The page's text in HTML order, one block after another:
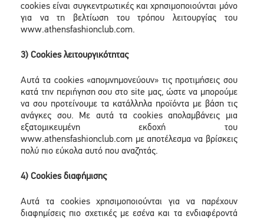
cookies είναι συγκεντρωτικές και χρησιμοποιούνται μόνο
για να τη βελτίωση του τρόπου λειτουργίας του
www.athensfashionclub.com.
3) Cookies λειτουργικότητας
Αυτά τα cookies «απομνημονεύουν» τις προτιμήσεις σου
κατά την περιήγηση σου στο site μας, ώστε να μπορούμε
να σου προτείνουμε τα κατάλληλα προϊόντα με βάση τις
ανάγκες σου. Με αυτά τα cookies απολαμβάνεις μια
εξατομικευμένη εκδοχή του
www.athensfashionclub.com με αποτέλεσμα να βρίσκεις
πολύ πιο εύκολα αυτό που αναζητάς.
4) Cookies διαφήμισης
Αυτά τα cookies χρησιμοποιούνται για να παρέχουν
διαφημίσεις πιο σχετικές με εσένα και τα ενδιαφέροντά